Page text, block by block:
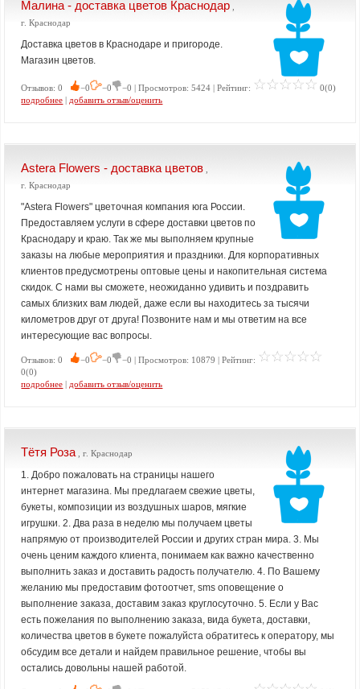
Малина - доставка цветов Краснодар
г. Краснодар
Доставка цветов в Краснодаре и пригороде.
Магазин цветов.
Отзывов: 0 −0 −0 −0 | Просмотров: 5424 | Рейтинг:
0(0)
подробнее | добавить отзыв/оценить
Astera Flowers - доставка цветов
г. Краснодар
"Astera Flowers" цветочная компания юга России.
Предоставляем услуги в сфере доставки цветов по
Краснодару и краю. Так же мы выполняем крупные
заказы на любые мероприятия и праздники. Для корпоративных
клиентов предусмотрены оптовые цены и накопительная система
скидок. С нами вы сможете, неожиданно удивить и поздравить
самых близких вам людей, даже если вы находитесь за тысячи
километров друг от друга! Позвоните нам и мы ответим на все
интересующие вас вопросы.
Отзывов: 0 −0 −0
−0 | Просмотров: 10879 | Рейтинг:
0(0)
подробнее | добавить отзыв/оценить
Тётя Роза , г. Краснодар
1. Добро пожаловать на страницы нашего
интернет магазина. Мы предлагаем свежие цветы,
букеты, композиции из воздушных шаров, мягкие
игрушки. 2. Два раза в неделю мы получаем цветы
напрямую от производителей России и других стран мира. 3. Мы
очень ценим каждого клиента, понимаем как важно качественно
выполнить заказ и доставить радость получателю. 4. По Вашему
желанию мы предоставим фотоотчет, sms оповещение о
выполнение заказа, доставим заказ круглосуточно. 5. Если у Вас
есть пожелания по выполнению заказа, вида букета, доставки,
количества цветов в букете пожалуйста обратитесь к оператору, мы
обсудим все детали и найдем правильное решение, чтобы вы
остались довольны нашей работой.